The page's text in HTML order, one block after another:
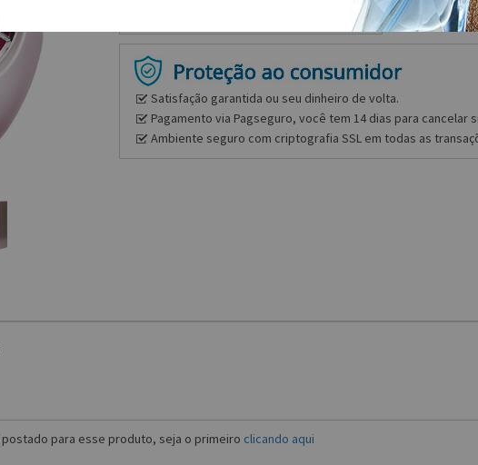
Satisfação garantida ou seu dinheiro de volta.
Pagamento via Pagseguro, você tem 14 dias para
Ambiente seguro com criptografia SSL em todas as
para esse produto, seja o primeiro clicando aqui